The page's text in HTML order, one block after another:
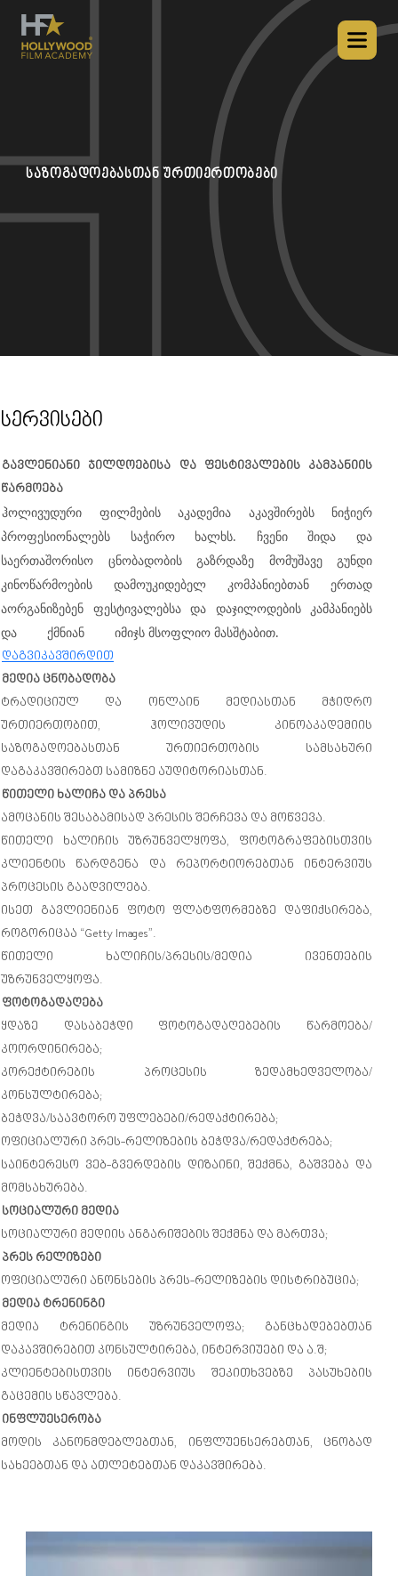
საზოგადოებასთან ურთიერთობები
სერვისები
Გავლენიანი Ჯილდოებისა Და Ფესტივალების Კამპანიის
Წარმოება
Ჰოლივუდური Ფილმების Აკადემია Აკავშირებს Ნიჭიერ
Პროფესიონალებს Საჭირო Ხალხს. Ჩვენი Შიდა Და
Საერთაშორისო Ცნობადობის Გაზრდაზე Მომუშავე Გუნდი
Კინოწარმოების Დამოუკიდებელ Კომპანიებთან Ერთად
Აორგანიზებენ Ფესტივალებსა Და Დაჯილოდების Კამპანიებს
Და
Ქმნიან Იმიჯს Მსოფლიო Მასშტაბით.
Დაგვიკავშირდით
Მედია Ცნობადობა
Ტრადიციულ Და Ონლაინ Მედიასთან Მჭიდრო
Ურთიერთობით, Ჰოლივუდის Კინოაკადემიის
Საზოგადოებასთან Ურთიერთობის Სამსახური
Დაგაკავშირებთ Სამიზნე Აუდიტორიასთან.
Წითელი Ხალიჩა Და Პრესა
Ამოცანის Შესაბამისად Პრესის Შერჩევა Და Მოწვევა.
Წითელი Ხალიჩის Უზრუნველყოფა, Ფოტოგრაფებისთვის
Კლიენტის Წარდგენა Და Რეპორტიორებთან Ინტერვიუს
Პროცესის Გაადვილება.
Ისეთ Გავლიენიან Ფოტო Ფლატფორმებზე Დაფიქსირება,
Როგორიცაა “Getty Images”.
Წითელი Ხალიჩის/პრესის/მედია Ივენთების
Უზრუნველყოფა.
Ფოტოგადაღება
Ყდაზე Დასაბეჭდი Ფოტოგადაღებების Წარმოება/
Კოორდინირება;
Კორექტირების Პროცესის Ზედამხედველობა/
Კონსულტირება;
Ბეჭდვა/საავტორო Უფლებები/რედაქტირება;
Ოფიციალური Პრეს-Რელიზების Ბეჭდვა/რედაქტრება;
Საინტერესო Ვებ-Გვერდების Დიზაინი, Შექმნა, Გაშვება Და
Მომსახურება.
Სოციალური Მედია
Სოციალური Მედიის Ანგარიშების Შექმნა Და Მართვა;
Პრეს Რელიზები
Ოფიციალური Ანონსების Პრეს-Რელიზების Დისტრიბუცია;
Მედია Ტრენინგი
Მედია Ტრენინგის Უზრუნველოფა; Განცხადებებთან
Დაკავშირებით Კონსულტირება, Ინტერვიუები Და Ა.შ;
Კლიენტებისთვის Ინტერვიუს Შეკითხვებზე Პასუხების
Გაცემის Სწავლება.
Ინფლუესერობა
Მოდის Კანონმდებლებთან, Ინფლუენსერებთან, Ცნობად
Სახეებთან Და Ათლეტებთან Დაკავშირება.